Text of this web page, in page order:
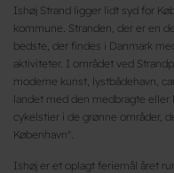
Ishøj Strand ligger lidt syd for
kommune. Stranden, der er en
bedste, der findes i Danmark
aktiviteter. I området ved
moderne kunst, lystbådehavn,
landet med den medbragte eller
cykelstier i de grønne områder,
København".
Ishøj er et oplagt feriemål året